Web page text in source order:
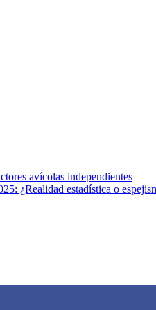
avícolas independientes
¿Realidad estadística o